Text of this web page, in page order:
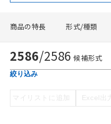
商品の特長 形式/種類
2586/2586 候補形式
絞り込み
マイリストに追加 Excel出力